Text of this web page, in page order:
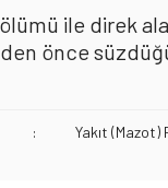
ile direk
önce
: Yakıt (Mazot)